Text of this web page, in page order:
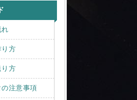
れ
り方
り方
の注意事項